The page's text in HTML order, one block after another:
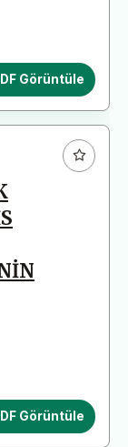
Görüntüle
Görüntüle